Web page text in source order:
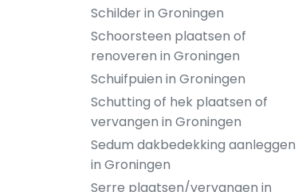
Schilder in Groningen
Schoorsteen plaatsen of
renoveren in Groningen
Schuifpuien in Groningen
Schutting of hek plaatsen of
vervangen in Groningen
Sedum dakbedekking aanleggen
in Groningen
Serre plaatsen/vervangen in